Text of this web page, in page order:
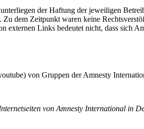
der Haftung der jeweiligen
dem Zeitpunkt waren keine
Links bedeutet nicht, dass sich
von Gruppen der Amnesty
von Amnesty International in